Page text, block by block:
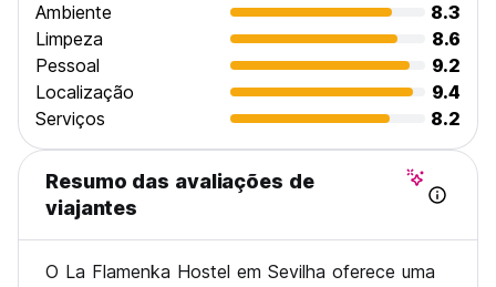
Ambiente
8.3
Limpeza
8.6
Pessoal
9.2
Localização
9.4
Serviços
8.2
Resumo das avaliações de
viajantes
O La Flamenka Hostel em Sevilha oferece uma